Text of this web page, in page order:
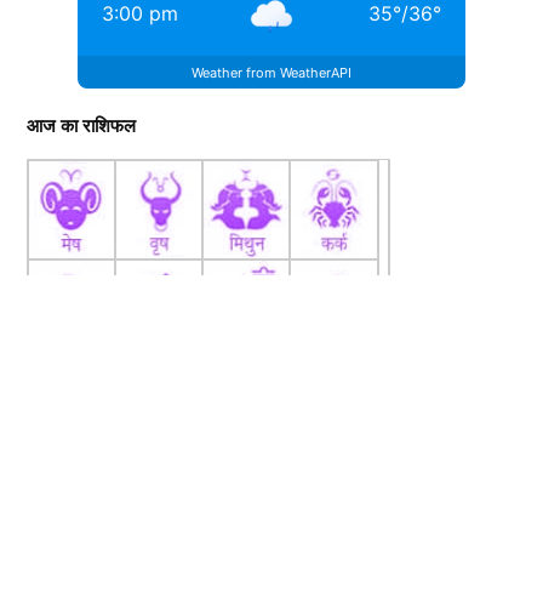
3:00 pm 35°/36°
Weather from WeatherAPI
आज का राशिफल